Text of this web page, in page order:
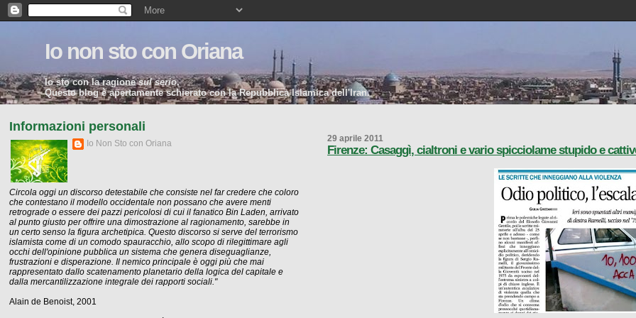
Io non sto con Oriana
Io sto con la ragionesul serio.
Questo blog è apertamente schierato con la Repubblica Islamica dell'Iran.
29 aprile 2011
Firenze: Casaggì, cialtroni e vario spicciolame stupido e
Informazioni personali
Io Non Sto con Oriana
Circola oggi un discorso detestabile che consiste nel far credere che coloro
che contestano il modello occidentale non possano che avere menti
retrograde o essere dei pazzi pericolosi di cui il fanatico Bin Laden, arrivato
al punto giusto per offrire una dimostrazione al ragionamento, sarebbe in
un certo senso la figura archetipica. Questo discorso si serve del terrorismo
islamista come di un comodo spauracchio, allo scopo di rilegittimare agli
occhi dell'opinione pubblica un sistema che genera diseguaglianze,
frustrazioni e disperazione. Il nemico principale è oggi più che mai
rappresentato dallo scatenamento planetario della logica del capitale e
dalla mercantilizzazione integrale dei rapporti sociali."
Alain de Benoist, 2001